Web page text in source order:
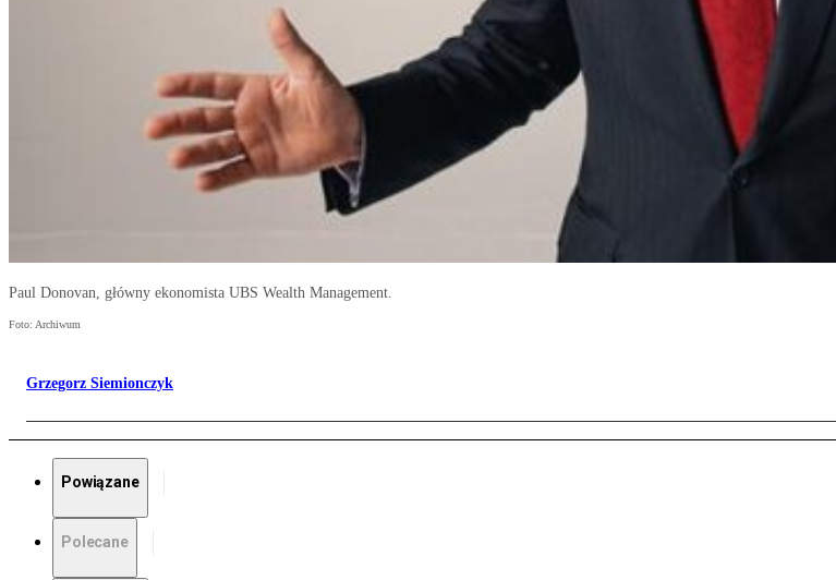
Paul Donovan, główny ekonomista UBS Wealth Management.
Foto: Archiwum
Grzegorz Siemionczyk
Powiązane
Polecane